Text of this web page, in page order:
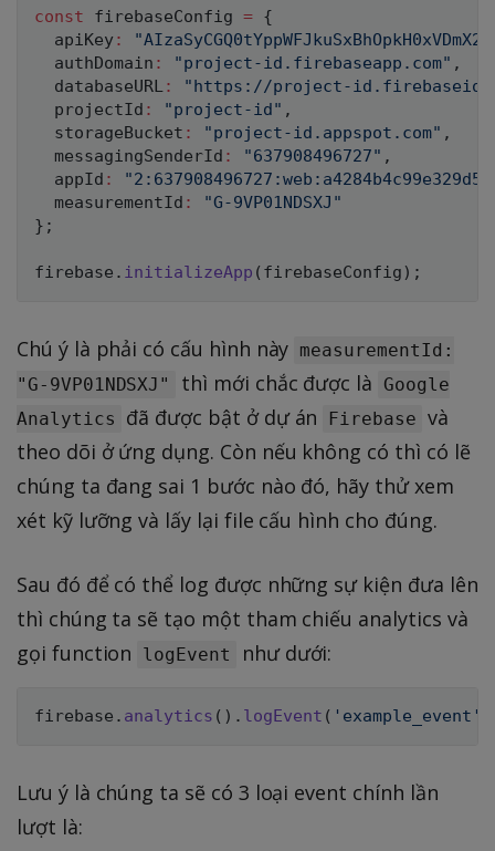
const firebaseConfig = {
  apiKey
:
  authDomain
: "project-id.firebaseapp.com" ,
  databaseURL
:
"https://project-
  projectId
: "project-id" ,
  storageBucket
: "project-id.appspot.com" ,
  messagingSenderId
: "637908496727" ,
  appId
: "2:637908496727:web:a4284b4c99e329d5"
  measurementId
:
"G-9VP01NDSXJ"
} ;
firebase . initializeApp ( firebaseConfig ) ;
Chú ý là phải có cấu hình này measurementId:
"G-9VP01NDSXJ"
thì mới chắc được là
Google
Analytics
đã được bật ở dự án Firebase và
theo dõi ở ứng dụng. Còn nếu không có thì có lẽ
chúng ta đang sai 1 bước nào đó, hãy thử xem
xét kỹ lưỡng và lấy lại file cấu hình cho đúng.
Sau đó để có thể log được những sự kiện đưa lên
thì chúng ta sẽ tạo một tham chiếu analytics và
gọi function
logEvent như dưới:
firebase . analytics ( ) . logEvent ( 'example_event'
Lưu ý là chúng ta sẽ có 3 loại event chính lần
lượt là: